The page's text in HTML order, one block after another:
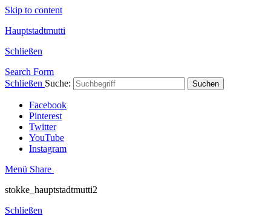
Skip to content
Hauptstadtmutti
Schließen
Search Form
Schließen Suche: Suchen
Facebook
Pinterest
Twitter
YouTube
Instagram
Menü Share
stokke_hauptstadtmutti2
Schließen